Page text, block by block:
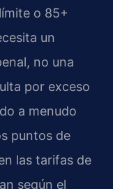
o 85+
un
no una
por exceso
a menudo
puntos de
las tarifas de
según el